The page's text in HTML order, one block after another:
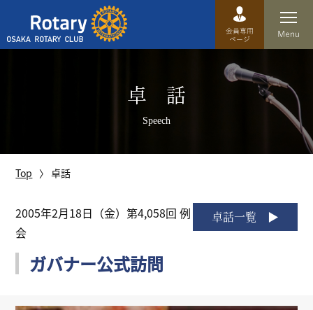
運営方針
歴史
特徴
卓 話
Speech
Top 卓話
卓話一覧
2005年2月18日（金）第4,058回 例
会
ガバナー公式訪問